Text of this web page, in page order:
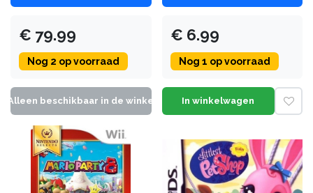
€ 79.99
Nog 2 op voorraad
Alleen beschikbaar in de winkel
€ 6.99
Nog 1 op voorraad
In winkelwagen